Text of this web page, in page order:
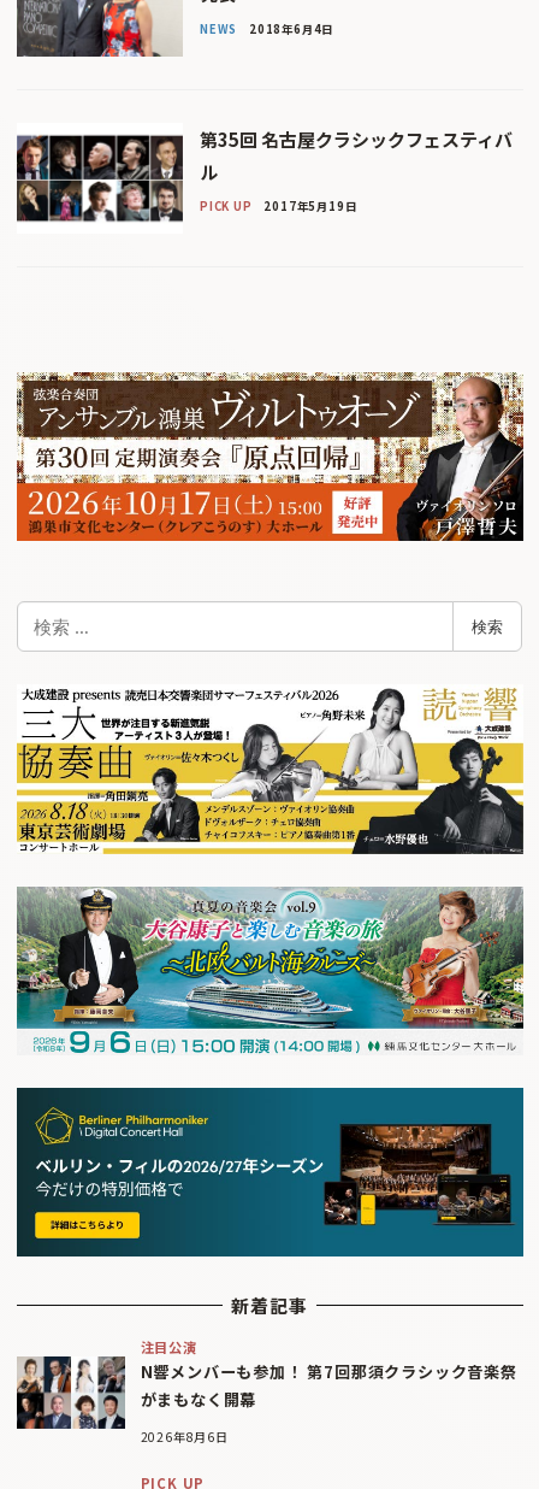
NEWS 2018年6月4日
第35回 名古屋クラシックフェスティバ
ル
PICK UP 2017年5月19日
検
索
検索
新着記事
注目公演
N響メンバーも参加！ 第7回那須クラシック音楽祭
がまもなく開幕
2026年8月6日
PICK UP